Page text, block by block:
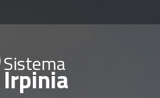
Sistema
Irpinia